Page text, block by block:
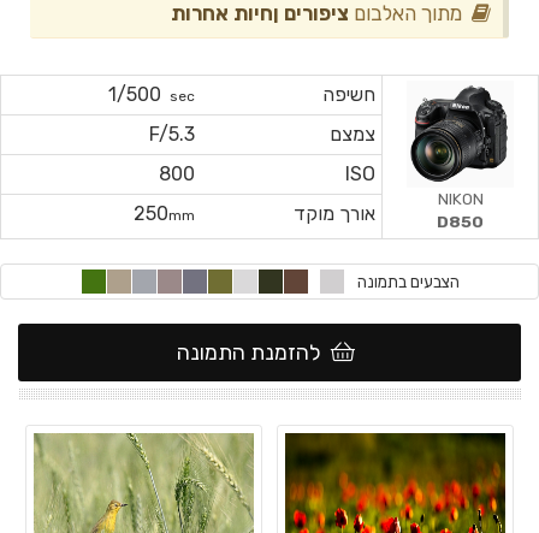
מתוך האלבום ציפורים ןחיות אחרות
חשיפה sec
1/500
צמצם
F/5.3
ISO
800
אורך מוקד
250mm
NIKON
D850
הצבעים בתמונה
להזמנת התמונה